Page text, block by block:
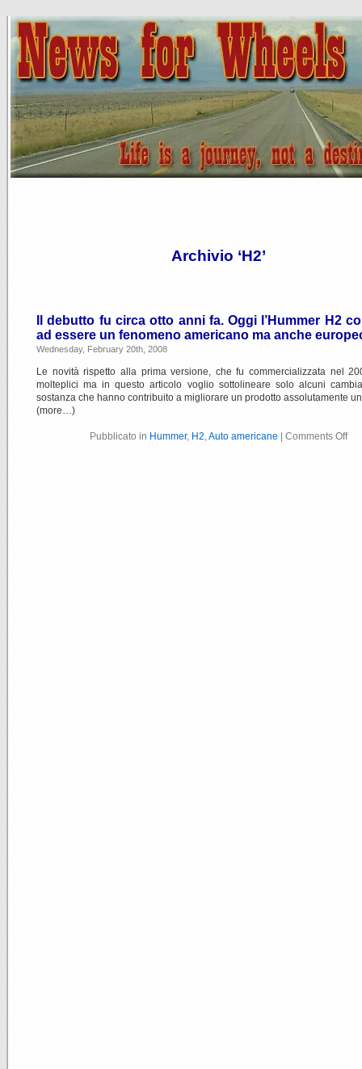
Archivio ‘H2’
Il debutto fu circa otto anni fa. Oggi l’Hummer H2
ad essere un fenomeno americano ma anche
Wednesday, February 20th, 2008
Le novità rispetto alla prima versione, che fu commercializzata nel
molteplici ma in questo articolo voglio sottolineare solo alcuni
sostanza che hanno contribuito a migliorare un prodotto assolutamente
(more…)
Pubblicato in Hummer, H2,Auto americane Comments Off